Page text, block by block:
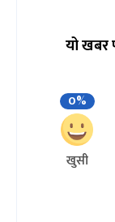
यो खबर
0%
खुसी